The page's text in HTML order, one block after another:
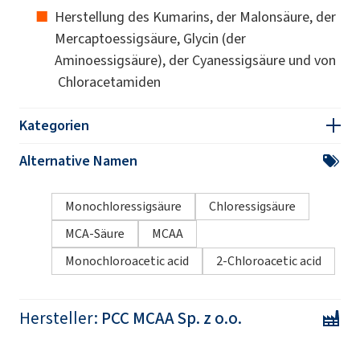
Herstellung des Kumarins, der Malonsäure, der
Mercaptoessigsäure, Glycin (der
Aminoessigsäure), der Cyanessigsäure und von
Chloracetamiden
Kategorien
Alternative Namen
Monochloressigsäure
Chloressigsäure
MCA-Säure
MCAA
Monochloroacetic acid
2-Chloroacetic acid
Hersteller: PCC MCAA Sp. z o.o.